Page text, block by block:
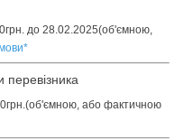
до 28.02.2025(об'ємною,
*
або фактичною